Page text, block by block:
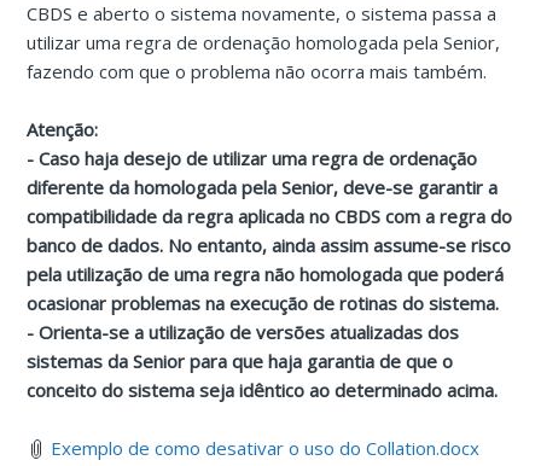
CBDS e aberto o sistema novamente, o sistema passa a
utilizar uma regra de ordenação homologada pela Senior,
fazendo com que o problema não ocorra mais também.
Atenção:
- Caso haja desejo de utilizar uma regra de ordenação
diferente da homologada pela Senior, deve-se garantir a
compatibilidade da regra aplicada no CBDS com a regra do
banco de dados. No entanto, ainda assim assume-se risco
pela utilização de uma regra não homologada que poderá
ocasionar problemas na execução de rotinas do sistema.
- Orienta-se a utilização de versões atualizadas dos
sistemas da Senior para que haja garantia de que o
conceito do sistema seja idêntico ao determinado acima.
Exemplo de como desativar o uso do Collation.docx